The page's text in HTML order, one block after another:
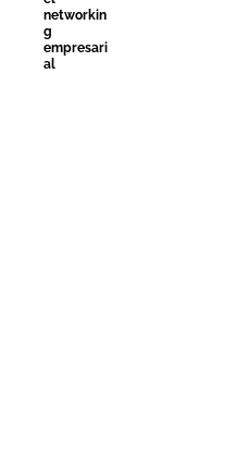
networkin
g
empresari
al